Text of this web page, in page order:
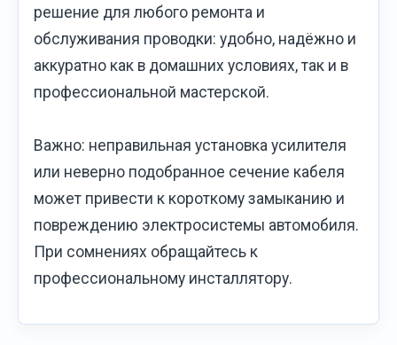
решение для любого ремонта и
обслуживания проводки: удобно, надёжно и
аккуратно как в домашних условиях, так и в
профессиональной мастерской.
Важно: неправильная установка усилителя
или неверно подобранное сечение кабеля
может привести к короткому замыканию и
повреждению электросистемы автомобиля.
При сомнениях обращайтесь к
профессиональному инсталлятору.